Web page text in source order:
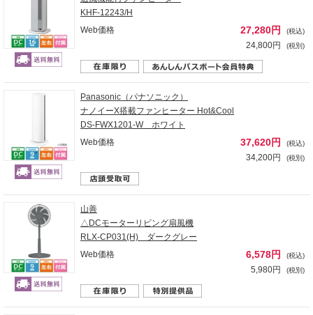
KHF-12243/H
Web価格
27,280円 (税込)
24,800円 (税別)
Panasonic（パナソニック）
ナノイーX搭載ファンヒーター Hot&Cool
DS-FWX1201-W ホワイト
Web価格
37,620円 (税込)
34,200円 (税別)
山善
△DCモーターリビング扇風機
RLX-CP031(H) ダークグレー
Web価格
6,578円 (税込)
5,980円 (税別)